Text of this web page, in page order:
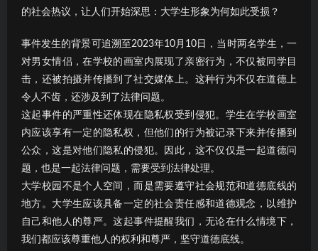
的社会热议，让人们开始深思：大学生形象为何如此受损？
事件发生的背景可追溯至2023年10月10日，当时两名学生，一
对男女情侣，在学校的画室内展现了亲密行为，不仅被同学目
击，还被拍摄并传播到了社交媒体上。这种行为不仅在道德上
令人不齿，还涉及到了法律问题。
这起事件的严重性还体现在隐私权受到侵犯。学生在学校画室
内应该享有一定的隐私权，但他们的行为被记录下来并传播到
公众，这是对他们隐私的侵犯。因此，这不仅仅是一起道德问
题，也是一起法律问题，需要受到法律处理。
大学校园不是个人空间，而是需要遵守社会规范和道德底线的
地方。大学生应该具备一定的社会责任感和道德观念，以维护
自己和他人的尊严。这起事件提醒我们，无论在什么情境下，
我们都应该尊重他人的权利和尊严，坚守道德底线。